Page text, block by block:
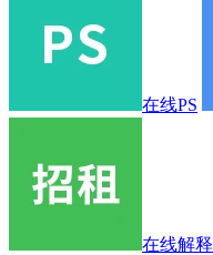
在线PS
在线解释